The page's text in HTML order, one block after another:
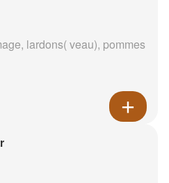
lardons( veau), pommes